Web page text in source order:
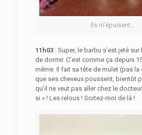
Ils m’épuisent…
11h03: Super, le barbu s’est jeté sur
de dormir. C’est comme ça depuis
même. Il fait sa tête de mulet (pas la
que ses cheveux poussent, bientôt
qu’il ne veut pas aller chez le
si » ! Les relous ! Sortez-moi de là !